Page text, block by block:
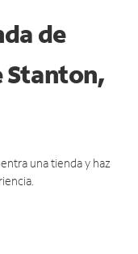
de
Stanton,
una tienda y haz